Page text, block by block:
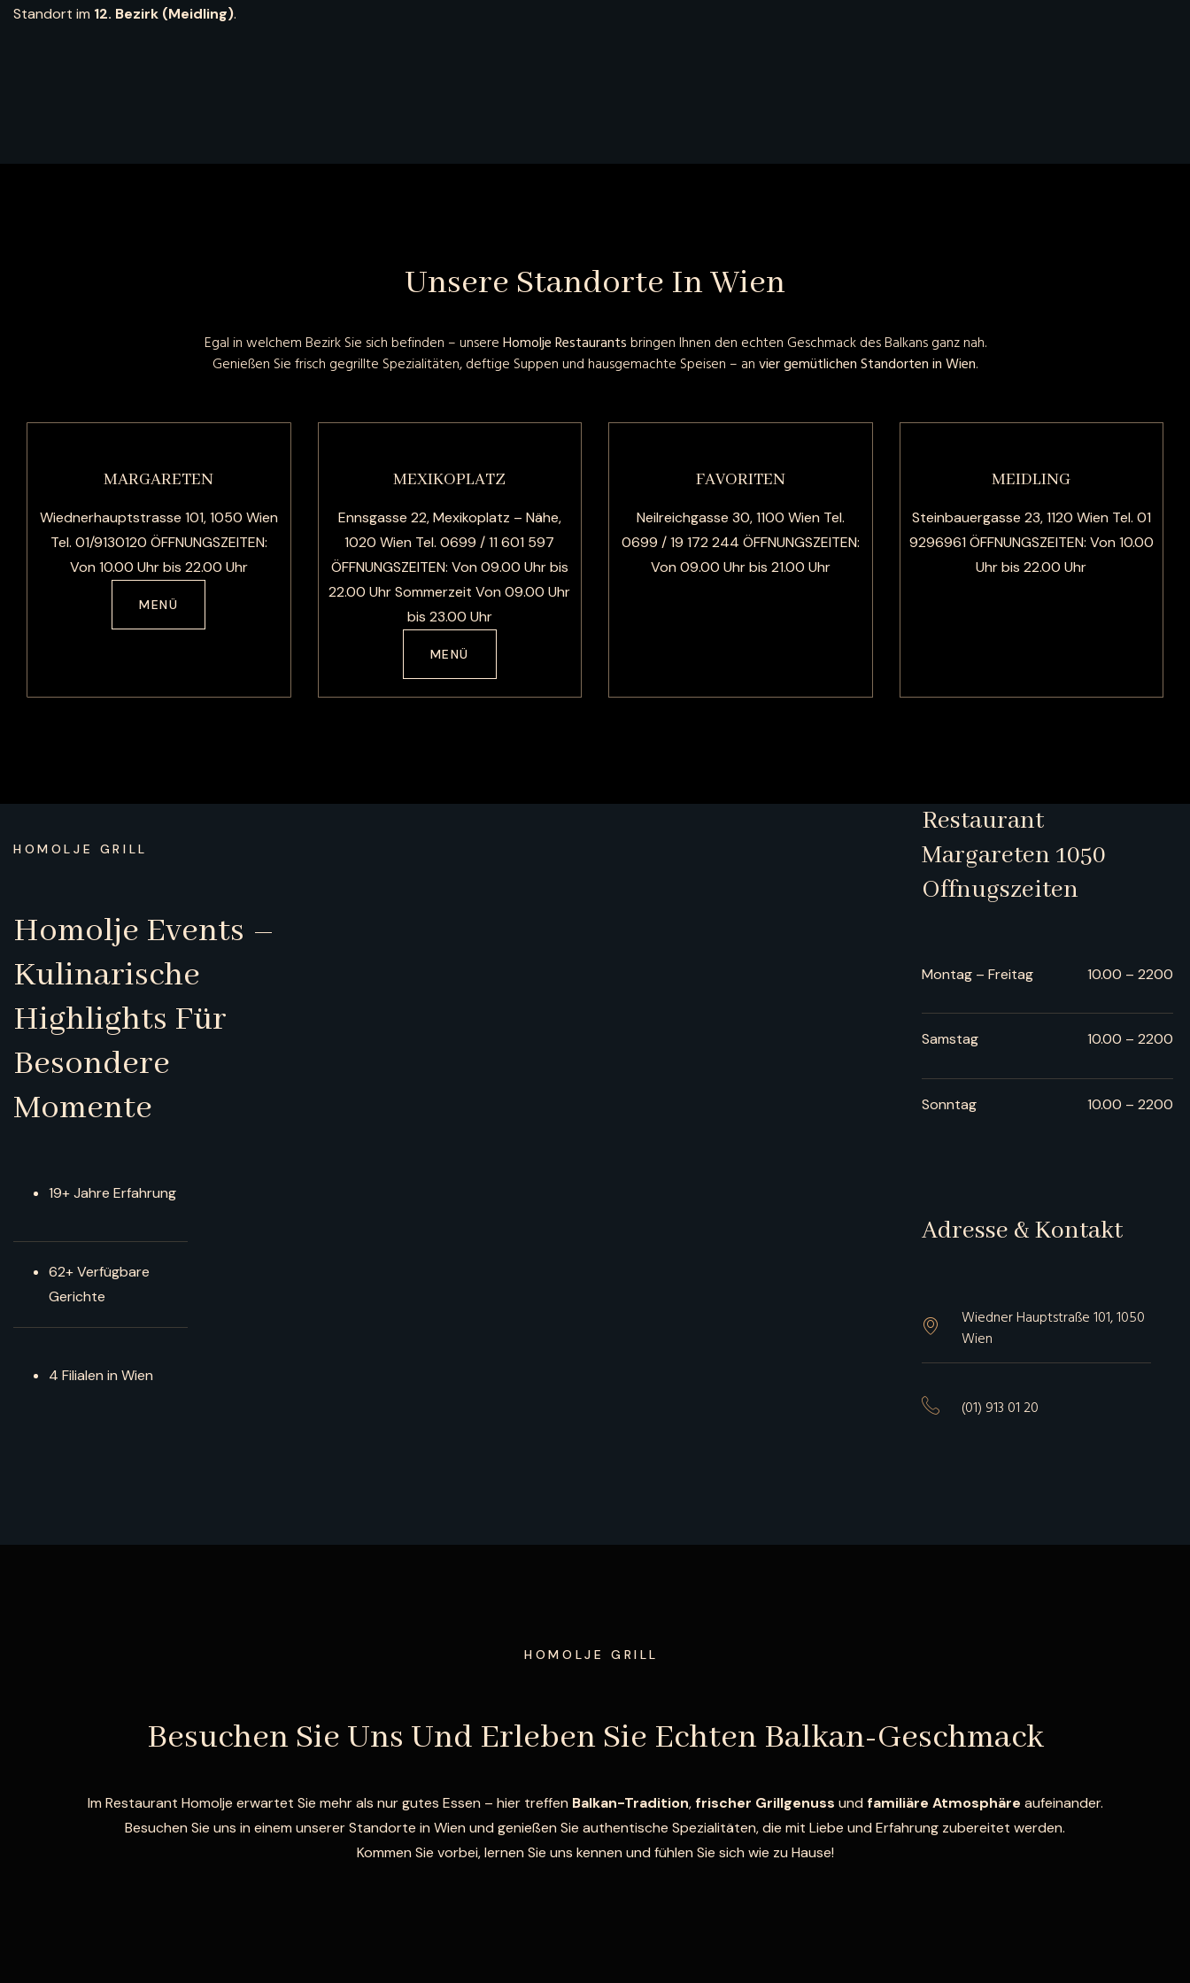
Standort im 12. Bezirk (Meidling).
Unsere Standorte In Wien
Egal in welchem Bezirk Sie sich befinden – unsereHomolje Restaurantsbringen Ihnen den echten Geschmack des Balkans ganz nah.
Genießen Sie frisch gegrillte Spezialitäten, deftige Suppen und hausgemachte Speisen – anvier gemütlichen Standorten in Wien.
MARGARETEN
Wiednerhauptstrasse 101, 1050 Wien
Tel. 01/9130120 ÖFFNUNGSZEITEN:
Von 10.00 Uhr bis 22.00 Uhr
MENÜ
MEXIKOPLATZ
Ennsgasse 22, Mexikoplatz – Nähe,
1020 Wien Tel. 0699 / 11 601 597
ÖFFNUNGSZEITEN: Von 09.00 Uhr bis
22.00 Uhr Sommerzeit Von 09.00 Uhr
bis 23.00 Uhr
MENÜ
FAVORITEN
Neilreichgasse 30, 1100 Wien Tel.
0699 / 19 172 244 ÖFFNUNGSZEITEN:
Von 09.00 Uhr bis 21.00 Uhr
MEIDLING
Steinbauergasse 23, 1120 Wien Tel. 01
9296961 ÖFFNUNGSZEITEN: Von 10.00
Uhr bis 22.00 Uhr
HOMOLJE GRILL
Homolje Events –
Kulinarische
Highlights Für
Besondere
Momente
19+ Jahre Erfahrung
62+ Verfügbare
Gerichte
4 Filialen in Wien
Restaurant
Margareten 1050
Offnugszeiten
Montag – Freitag 10.00 – 2200
Samstag 10.00 – 2200
Sonntag 10.00 – 2200
Adresse & Kontakt
Wiedner Hauptstraße 101, 1050
Wien
(01) 913 01 20
HOMOLJE GRILL
Besuchen Sie Uns Und Erleben Sie Echten Balkan-Geschmack
Im Restaurant Homolje erwartet Sie mehr als nur gutes Essen – hier treffen Balkan-Tradition,frischer Grillgenuss und familiäre Atmosphäre aufeinander.
Besuchen Sie uns in einem unserer Standorte in Wien und genießen Sie authentische Spezialitäten, die mit Liebe und Erfahrung zubereitet werden.
Kommen Sie vorbei, lernen Sie uns kennen und fühlen Sie sich wie zu Hause!